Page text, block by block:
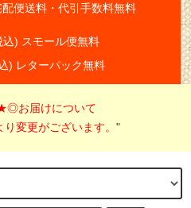
便送料・代引手数料無料
) スモール便無料
) レターパック無料
お届けについて
り変更がございます。"